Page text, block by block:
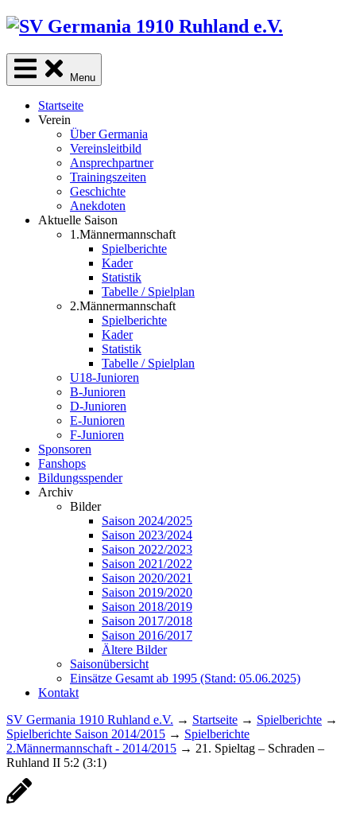
Skip
content
Menu
Startseite
Verein
Über Germania
Vereinsleitbild
Ansprechpartner
Trainingszeiten
Geschichte
Anekdoten
Aktuelle Saison
1.Männermannschaft
Spielberichte
Kader
Statistik
Tabelle / Spielplan
2.Männermannschaft
Spielberichte
Kader
Statistik
Tabelle / Spielplan
U18-Junioren
B-Junioren
D-Junioren
E-Junioren
F-Junioren
Sponsoren
Fanshops
Bildungsspender
Archiv
Bilder
Saison 2024/2025
Saison 2023/2024
Saison 2022/2023
Saison 2021/2022
Saison 2020/2021
Saison 2019/2020
Saison 2018/2019
Saison 2017/2018
Saison 2016/2017
Ältere Bilder
Saisonübersicht
Einsätze Gesamt ab 1995 (Stand: 05.06.2025)
Kontakt
SV Germania 1910 Ruhland e.V. → Startseite → Spielberichte →
Spielberichte Saison 2014/2015 → Spielberichte
2.Männermannschaft - 2014/2015 → 21. Spieltag – Schraden –
Ruhland II 5:2 (3:1)